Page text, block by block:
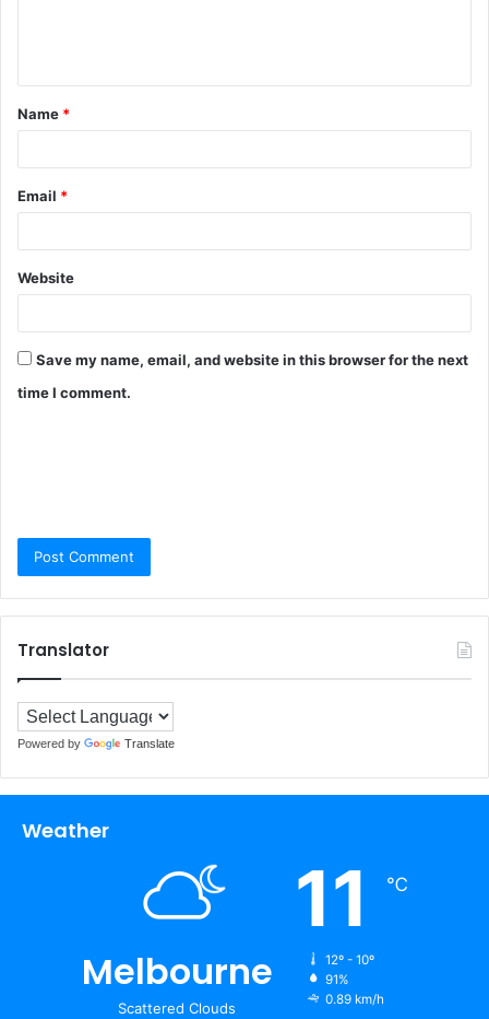
Name *
Email *
Website
Save my name, email, and website in this browser for the next
time I comment.
Translator
Powered by Translate
Weather
Melbourne
Scattered Clouds
11 ℃
12º - 10º
91%
0.89 km/h